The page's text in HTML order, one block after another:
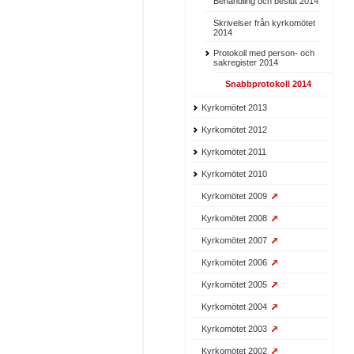
Skrivelser från kyrkomötet
2014
Protokoll med person- och
sakregister 2014
Snabbprotokoll 2014
Kyrkomötet 2013
Kyrkomötet 2012
Kyrkomötet 2011
Kyrkomötet 2010
Kyrkomötet 2009
Kyrkomötet 2008
Kyrkomötet 2007
Kyrkomötet 2006
Kyrkomötet 2005
Kyrkomötet 2004
Kyrkomötet 2003
Kyrkomötet 2002